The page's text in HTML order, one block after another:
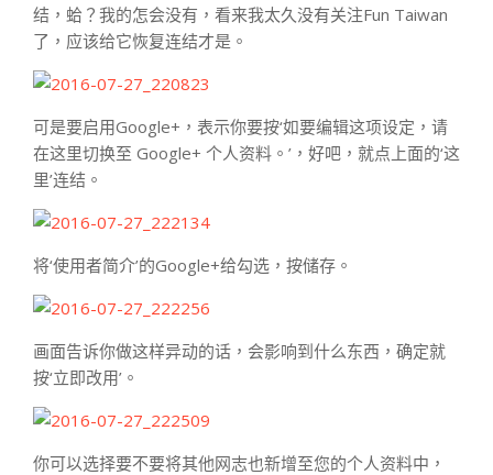
结，蛤？我的怎会没有，看来我太久没有关注Fun Taiwan
了，应该给它恢复连结才是。
可是要启用Google+，表示你要按‘如要编辑这项设定，请
在这里切换至 Google+ 个人资料。’，好吧，就点上面的‘这
里’连结。
将‘使用者简介’的Google+给勾选，按储存。
画面告诉你做这样异动的话，会影响到什么东西，确定就
按‘立即改用’。
你可以选择要不要将其他网志也新增至您的个人资料中，